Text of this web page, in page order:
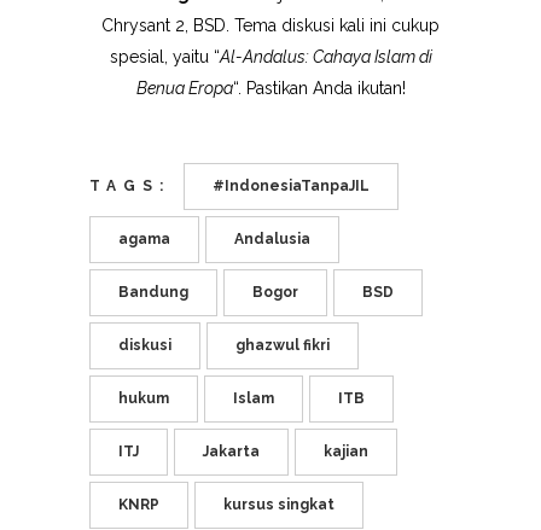
Chrysant 2, BSD. Tema diskusi kali ini cukup
spesial, yaitu “Al-Andalus: Cahaya Islam di
Benua Eropa“. Pastikan Anda ikutan!
TAGS: #IndonesiaTanpaJIL
agama Andalusia
Bandung Bogor BSD
diskusi ghazwul fikri
hukum Islam ITB
ITJ Jakarta kajian
KNRP kursus singkat